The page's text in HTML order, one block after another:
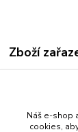
Zboží
Válec, píst,
Náš e-shop
cookies,